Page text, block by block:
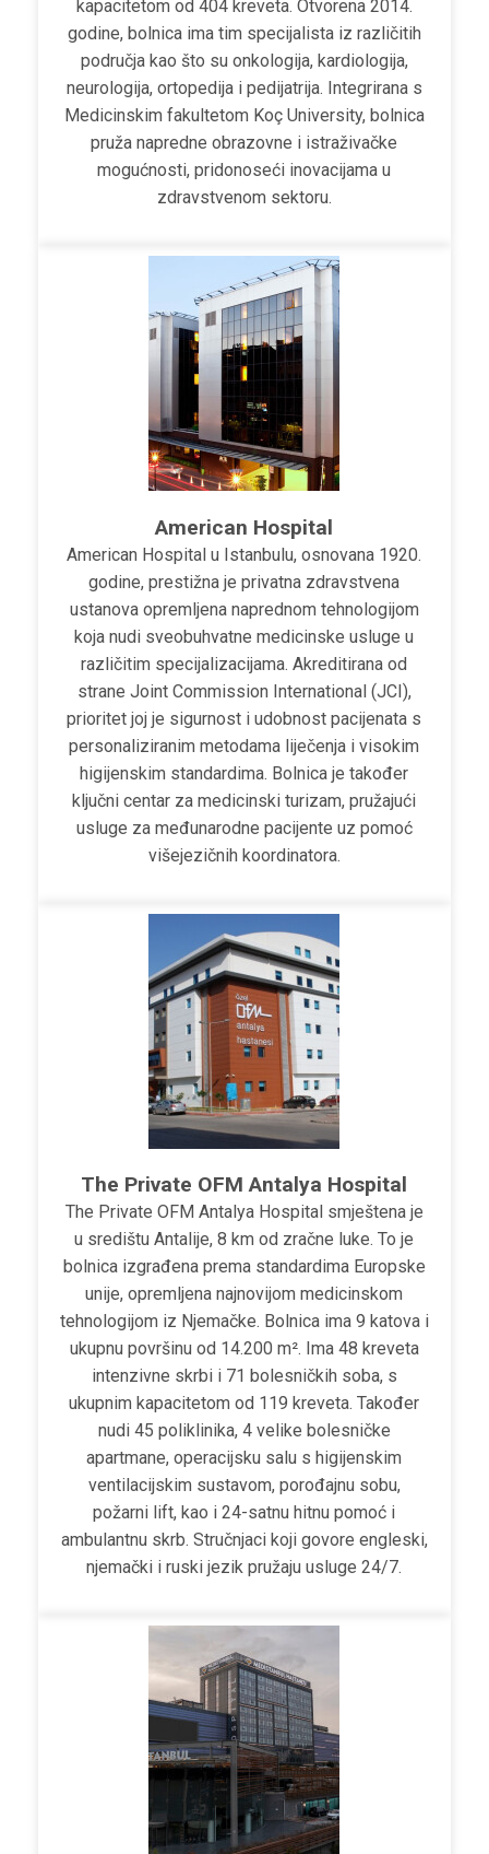
kapacitetom od 404 kreveta. Otvorena 2014.
godine, bolnica ima tim specijalista iz različitih
područja kao što su onkologija, kardiologija,
neurologija, ortopedija i pedijatrija. Integrirana s
Medicinskim fakultetom Koç University, bolnica
pruža napredne obrazovne i istraživačke
mogućnosti, pridonoseći inovacijama u
zdravstvenom sektoru.
American Hospital
American Hospital u Istanbulu, osnovana 1920.
godine, prestižna je privatna zdravstvena
ustanova opremljena naprednom tehnologijom
koja nudi sveobuhvatne medicinske usluge u
različitim specijalizacijama. Akreditirana od
strane Joint Commission International (JCI),
prioritet joj je sigurnost i udobnost pacijenata s
personaliziranim metodama liječenja i visokim
higijenskim standardima. Bolnica je također
ključni centar za medicinski turizam, pružajući
usluge za međunarodne pacijente uz pomoć
višejezičnih koordinatora.
The Private OFM Antalya Hospital
The Private OFM Antalya Hospital smještena je
u središtu Antalije, 8 km od zračne luke. To je
bolnica izgrađena prema standardima Europske
unije, opremljena najnovijom medicinskom
tehnologijom iz Njemačke. Bolnica ima 9 katova i
ukupnu površinu od 14.200 m². Ima 48 kreveta
intenzivne skrbi i 71 bolesničkih soba, s
ukupnim kapacitetom od 119 kreveta. Također
nudi 45 poliklinika, 4 velike bolesničke
apartmane, operacijsku salu s higijenskim
ventilacijskim sustavom, porođajnu sobu,
požarni lift, kao i 24-satnu hitnu pomoć i
ambulantnu skrb. Stručnjaci koji govore engleski,
njemački i ruski jezik pružaju usluge 24/7.